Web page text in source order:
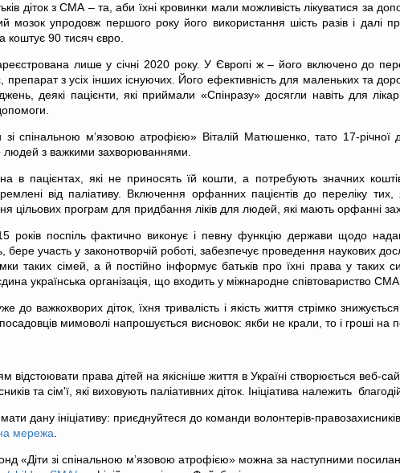
діток з СМА – та, аби їхні кровинки мали можливість лікуватися за
мозок упродовж першого року його використання шість разів і далі
90 тисяч євро.
лише у січні 2020 року. У Європі ж – його включено до
з усіх інших існуючих. Його ефективність для маленьких та
деякі пацієнти, які приймали «Спінразу» досягли навіть для
зі спінальною м’язовою атрофією» Віталій Матюшенко, тато 17-
з важкими захворюваннями.
в пацієнтах, які не приносять їй кошти, а потребують значних
від паліативу. Включення орфанних пацієнтів до переліку
цільових програм для придбання ліків для людей, які мають орфанні
поспіль фактично виконує і певну функцію держави щодо
бере участь у законотворчій роботі, забезпечує проведення наукових
таких сімей, а й постійно інформує батьків про їхні права у таких
українська організація, що входить у міжнародне співтовариство
до важкохворих діток, їхня тривалість і якість життя стрімко
мимоволі напрошується висновок: якби не крали, то і гроші на
відстоювати права дітей на якісніше життя в Україні створюється веб-
та сім'ї, які виховують паліативних діток. Ініціатива належить
дану ініціативу: приєднуйтеся до команди волонтерів-
мережа
«Діти зі спінальною м’язовою атрофією» можна за наступними